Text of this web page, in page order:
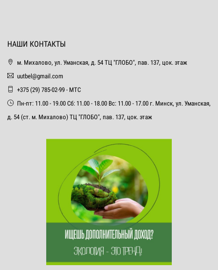
НАШИ КОНТАКТЫ
м. Михалово, ул. Уманская, д. 54 ТЦ "ГЛОБО", пав. 137, цок. этаж
uutbel@gmail.com
+375 (29) 785-02-99 - МТС
Пн-пт: 11.00 - 19.00 Сб: 11.00 - 18.00 Вс: 11.00 - 17.00 г. Минск, ул. Уманская,
д. 54 (ст. м. Михалово) ТЦ "ГЛОБО", пав. 137, цок. этаж